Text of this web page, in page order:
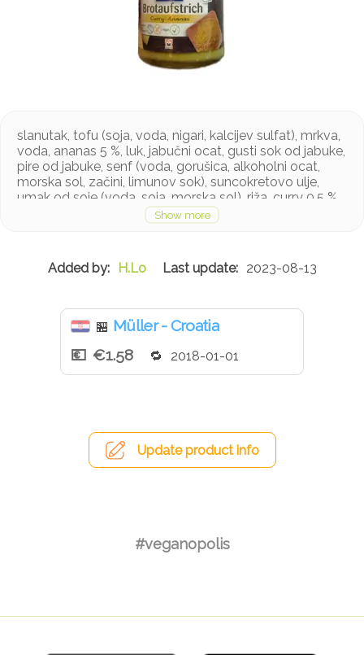
slanutak, tofu (soja, voda, nigari, kalcijev sulfat), mrkva,
voda, ananas 5 %, luk, jabučni ocat, gusti sok od jabuke,
pire od jabuke, senf (voda, gorušica, alkoholni ocat,
morska sol, začini, limunov sok), suncokretovo ulje,
umak od soje (voda, soja, morska sol), riža, curry 0,5 %
(sadrži celer), morska sol
Proizvod sadrži soju, gorušicu i celer
H.Lo 2023-08-13
🏪 Müller - Croatia
€1.58
2018-01-01
Update product info
#veganopolis